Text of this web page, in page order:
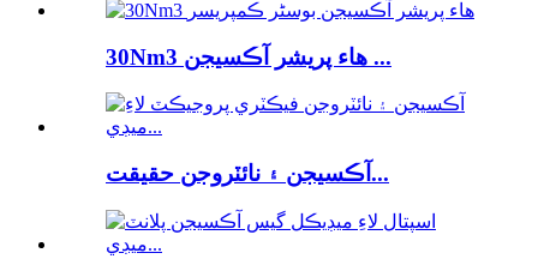
30Nm3 هاء پريشر آڪسيجن ...
آڪسيجن ۽ نائٽروجن حقيقت...